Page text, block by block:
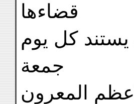
قضاءها
يستند كل يوم
جمعة
المعرون